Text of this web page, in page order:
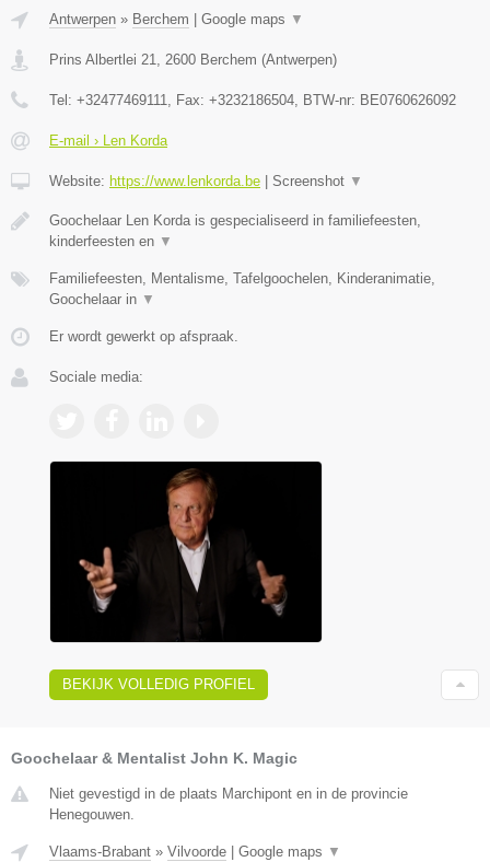
Antwerpen » Berchem Google maps ▼
Prins Albertlei 21, 2600 Berchem (Antwerpen)
Tel: +32477469111, Fax: +3232186504, BTW-nr: BE0760626092
E-mail › Len Korda
Website: https://www.lenkorda.be Screenshot ▼
Goochelaar Len Korda is gespecialiseerd in familiefeesten,
kinderfeesten en ▼
Familiefeesten, Mentalisme, Tafelgoochelen, Kinderanimatie,
Goochelaar in ▼
Er wordt gewerkt op afspraak.
Sociale media:
BEKIJK VOLLEDIG PROFIEL
Goochelaar & Mentalist John K. Magic
Niet gevestigd in de plaats Marchipont en in de provincie
Henegouwen.
Vlaams-Brabant » Vilvoorde Google maps ▼